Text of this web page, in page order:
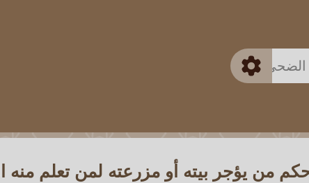
متقدم
من يؤجر بيته أو مزرعته لمن تعلم